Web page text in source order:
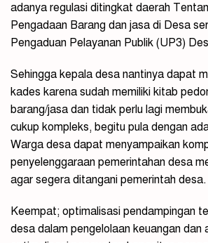
adanya regulasi ditingkat daerah
Pengadaan Barang dan jasa di Desa
Pengaduan Pelayanan Publik (UP3)
Sehingga kepala desa nantinya dapat
kades karena sudah memiliki kitab
barang/jasa dan tidak perlu lagi
cukup kompleks, begitu pula dengan
Warga desa dapat menyampaikan
penyelenggaraan pemerintahan desa
agar segera ditangani pemerintah desa.
Keempat; optimalisasi pendampingan
desa dalam pengelolaan keuangan dan